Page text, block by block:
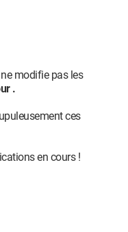
modifie pas les
.
ces
en cours !